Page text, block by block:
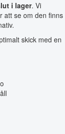
i lager. Vi
att se om den finns
skick med en